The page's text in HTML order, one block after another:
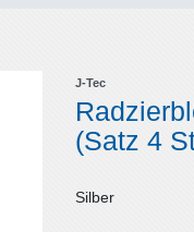
J-Tec
(Satz 4
Silber